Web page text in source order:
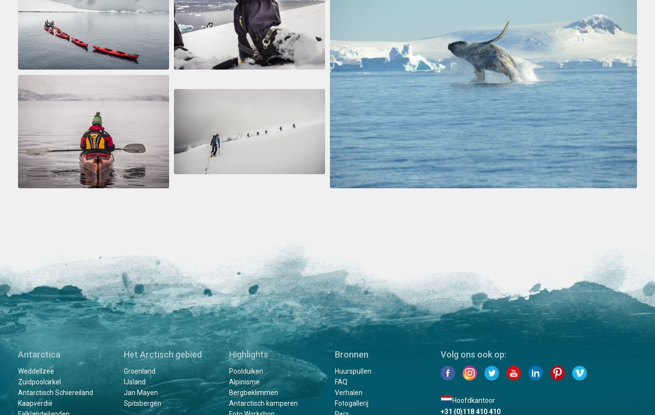
Antarctica
Weddellzee
Zuidpoolcirkel
Antarctisch Schiereiland
Kaapverdië
Het Arctisch gebied
Groenland
IJsland
Jan Mayen
Spitsbergen
Highlights
Poolduiken
Alpinisme
Bergbeklimmen
Antarctisch kamperen
Bronnen
Huurspullen
FAQ
Verhalen
Fotogallerij
Volg ons ook op:
Hoofdkantoor
+31 (0)118 410 410